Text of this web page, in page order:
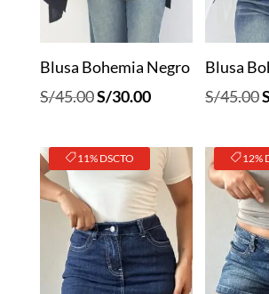
Blusa Bohemia Negro
S/45.00El
original
era:
S/45.00.
S/30.00El
actual
es:
S/30.00.
Blusa
S/45.00
11% DSCTO 12%